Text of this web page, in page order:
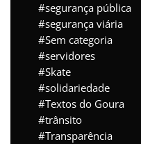
segurança pública
segurança viária
Sem categoria
servidores
Skate
solidariedade
Textos do Goura
trânsito
Transparência